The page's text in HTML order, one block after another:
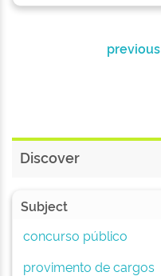
previous
Discover
Subject
concurso público
provimento de cargos